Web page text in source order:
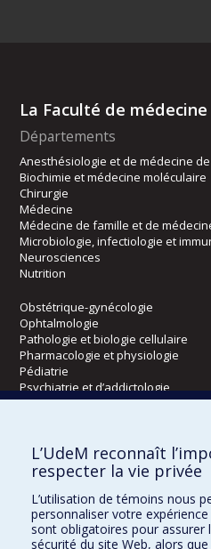
La Faculté de médecine
Départements
Anesthésiologie et de médecine
Biochimie et médecine moléculaire
Chirurgie
Médecine
Médecine de famille et de
Microbiologie, infectiologie et
Neurosciences
Nutrition
Obstétrique-gynécologie
Ophtalmologie
Pathologie et biologie cellulaire
Pharmacologie et physiologie
Pédiatrie
Psychiatrie et d’addictologie
Radiologie, radio-oncologie et
Écoles
Orthophonie et audiologie
Réadaptation
L’UdeM reconnaît
respecter la vie privée
L’utilisation de témoins nous
personnaliser votre
sont obligatoires pour
sécurité du site Web, alors